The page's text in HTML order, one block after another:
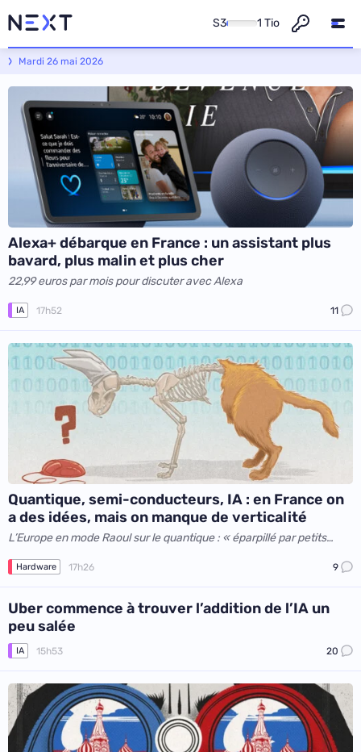
S3 1 Tio
Next - L'actualité informatique et numérique
Mardi 26 mai 2026
Alexa+ débarque en France : un assistant plus
bavard, plus malin et plus cher
22,99 euros par mois pour discuter avec Alexa
IA 17h52 11
Quantique, semi-conducteurs, IA : en France on
a des idées, mais on manque de verticalité
L’Europe en mode Raoul sur le quantique : « éparpillé par petits
Hardware 17h26 9
Uber commence à trouver l’addition de l’IA un
peu salée
IA 15h53 20